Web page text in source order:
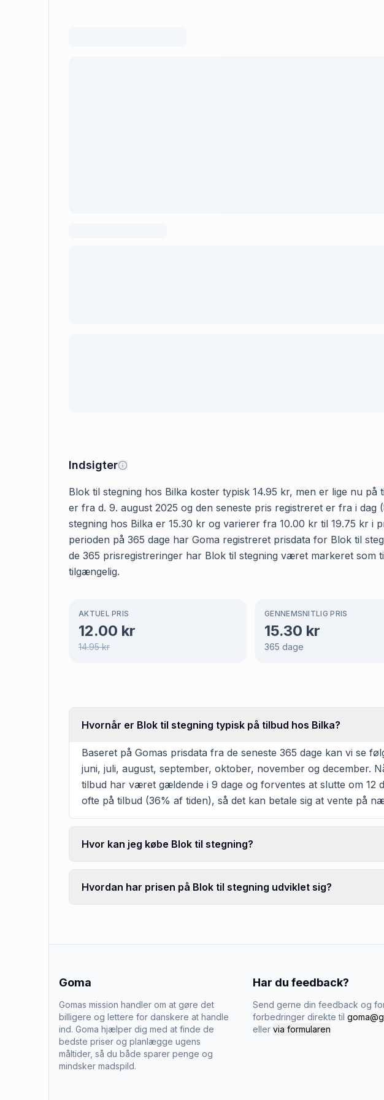
Indsigter
Blok til stegning hos Bilka koster typisk 14.95 kr, men er lige nu
er fra d. 9. august 2025 og den seneste pris registreret er fra i
stegning hos Bilka er 15.30 kr og varierer fra 10.00 kr til 19.75 kr
perioden på 365 dage har Goma registreret prisdata for Blok til
de 365 prisregistreringer har Blok til stegning været markeret som
tilgængelig.
AKTUEL PRIS
12.00 kr
14.95kr
GENNEMSNITLIG PRIS
15.30 kr
365 dage
Hvornår er Blok til stegning typisk på tilbud hos Bilka?
Baseret på Gomas prisdata fra de seneste 365 dage kan vi se
juni, juli, august, september, oktober, november og december.
tilbud har været gældende i 9 dage og forventes at slutte om 12
ofte på tilbud (36% af tiden), så det kan betale sig at vente på
Hvor kan jeg købe Blok til stegning?
Hvordan har prisen på Blok til stegning udviklet sig?
Goma
Gomas mission handler om at gøre det
billigere og lettere for danskere at handle
ind. Goma hjælper dig med at finde de
bedste priser og planlægge ugens
måltider, så du både sparer penge og
mindsker madspild.
Har du feedback?
Send gerne din feedback og
forbedringer direkte til
eller via formularen